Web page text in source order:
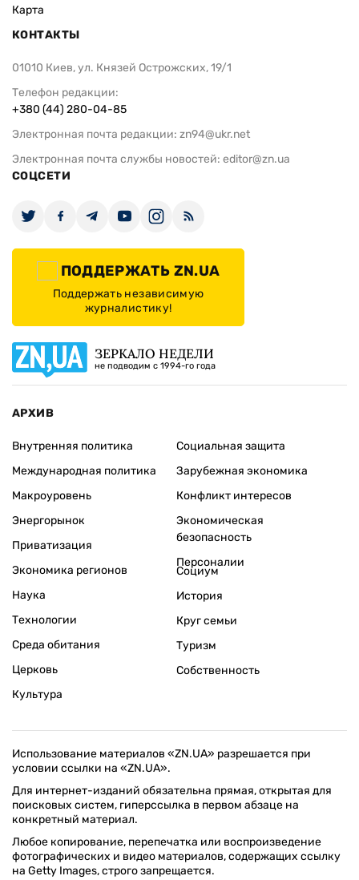
Карта
КОНТАКТЫ
01010 Киев, ул. Князей Острожских, 19/1
Телефон редакции:
+380 (44) 280-04-85
Электронная почта редакции: zn94@ukr.net
Электронная почта службы новостей: editor@zn.ua
СОЦСЕТИ
ПОДДЕРЖАТЬ ZN.UA
Поддержать независимую
журналистику!
ЗЕРКАЛО НЕДЕЛИ
не подводим с 1994-го года
АРХИВ
Внутренняя политика
Международная политика
Макроуровень
Энергорынок
Приватизация
Экономика регионов
Социальная защита
Зарубежная экономика
Конфликт интересов
Экономическая
безопасность
Персоналии
Наука
Технологии
Среда обитания
Церковь
Культура
Социум
История
Круг семьи
Туризм
Собственность
Использование материалов «ZN.UA» разрешается при
условии ссылки на «ZN.UA».
Для интернет-изданий обязательна прямая, открытая для
поисковых систем, гиперссылка в первом абзаце на
конкретный материал.
Любое копирование, перепечатка или воспроизведение
фотографических и видео материалов, содержащих ссылку
на Getty Images, строго запрещается.